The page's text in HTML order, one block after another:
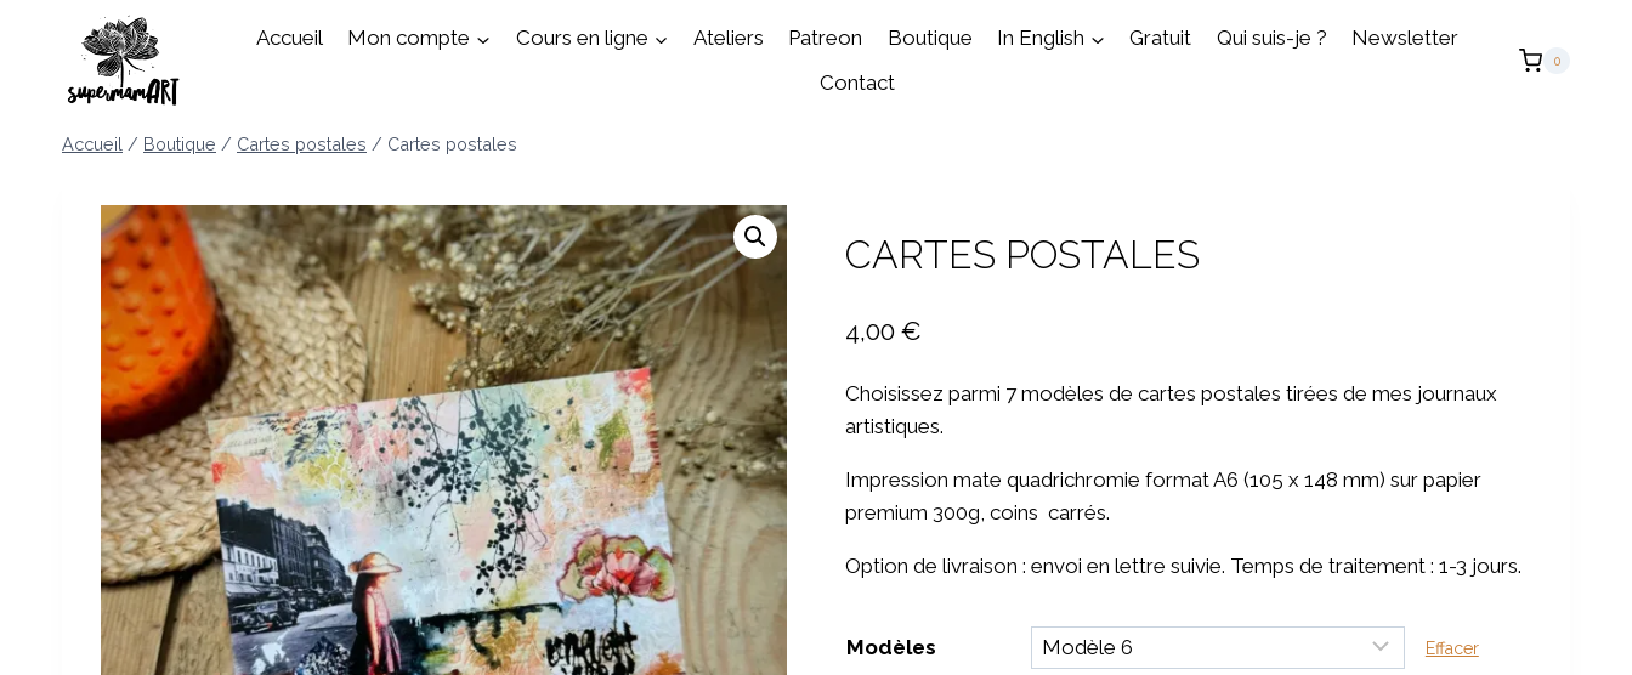
contenu
Accueil Mon compte Cours en ligne Ateliers Patreon Boutique In English Gratuit Qui suis-je ?
Newsletter
Contact
0
Accueil / Boutique / Cartes postales / Cartes postales
CARTES POSTALES
4,00 €
Choisissez parmi 7 modèles de cartes postales tirées de mes journaux
artistiques.
Impression mate quadrichromie format A6 (105 x 148 mm) sur papier
premium 300g, coins carrés.
Option de livraison : envoi en lettre suivie. Temps de traitement : 1-3 jours.
Modèles Effacer